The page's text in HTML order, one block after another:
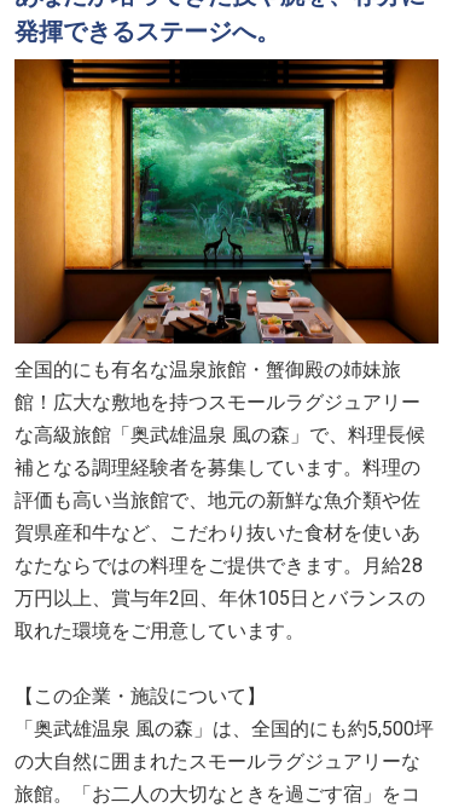
発揮できるステージへ。
全国的にも有名な温泉旅館・蟹御殿の姉妹旅
館！広大な敷地を持つスモールラグジュアリー
な高級旅館「奥武雄温泉 風の森」で、料理長候
補となる調理経験者を募集しています。料理の
評価も高い当旅館で、地元の新鮮な魚介類や佐
賀県産和牛など、こだわり抜いた食材を使いあ
なたならではの料理をご提供できます。月給28
万円以上、賞与年2回、年休105日とバランスの
取れた環境をご用意しています。
【この企業・施設について】
「奥武雄温泉 風の森」は、全国的にも約5,500坪
の大自然に囲まれたスモールラグジュアリーな
旅館。「お二人の大切なときを過ごす宿」をコ